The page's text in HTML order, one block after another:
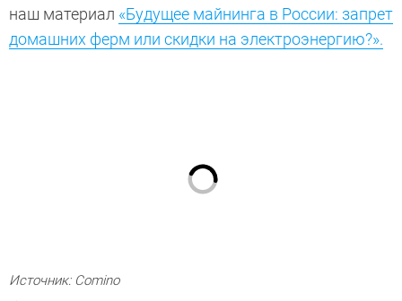
наш материал «Будущее майнинга в России: запрет
домашних ферм или скидки на электроэнергию?».
Источник: Comino